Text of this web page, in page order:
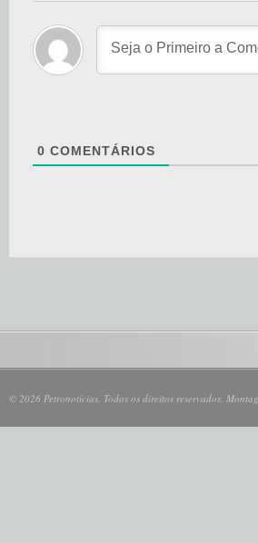
0 COMENTÁRIOS
© 2026 Petronotícias. Todos os direitos reservados.